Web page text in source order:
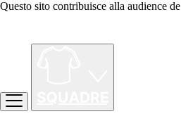
Questo sito contribuisce alla audience de